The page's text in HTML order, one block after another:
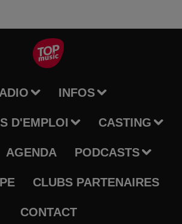
INFOS
D'EMPLOI CASTING
AGENDA PODCASTS
CLUBS PARTENAIRES
CONTACT